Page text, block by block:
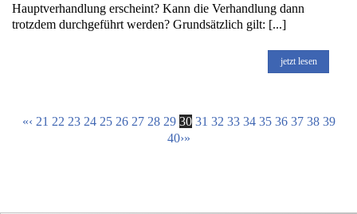
Hauptverhandlung erscheint? Kann die Verhandlung dann
trotzdem durchgeführt werden? Grundsätzlich gilt: [...]
jetzt lesen
«‹ 21 22 23 24 25 26 27 28 29 30 31 32 33 34 35 36 37 38 39
40›»